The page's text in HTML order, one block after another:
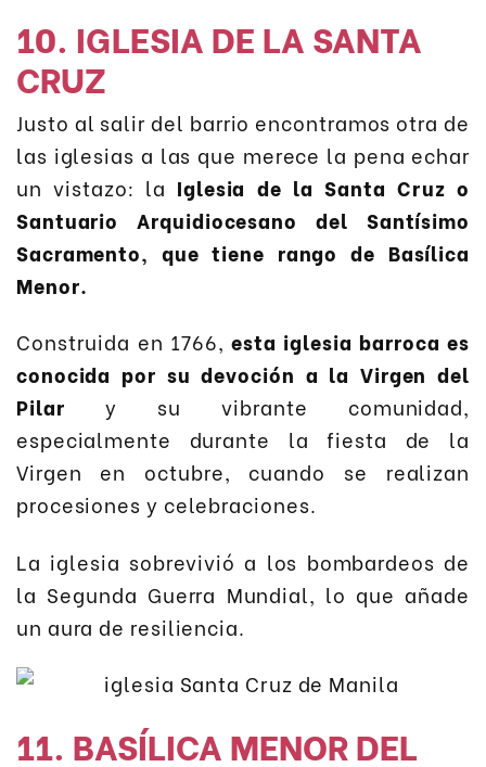
10. IGLESIA DE LA SANTA
CRUZ
Justo al salir del barrio encontramos otra de
las iglesias a las que merece la pena echar
un vistazo: la Iglesia de la Santa Cruz o
Santuario Arquidiocesano del Santísimo
Sacramento, que tiene rango de Basílica
Menor.
Construida en 1766,esta iglesia barroca es
conocida por su devoción a la Virgen del
Pilar y su vibrante comunidad,
especialmente durante la fiesta de la
Virgen en octubre, cuando se realizan
procesiones y celebraciones.
La iglesia sobrevivió a los bombardeos de
la Segunda Guerra Mundial, lo que añade
un aura de resiliencia.
11. BASÍLICA MENOR DEL